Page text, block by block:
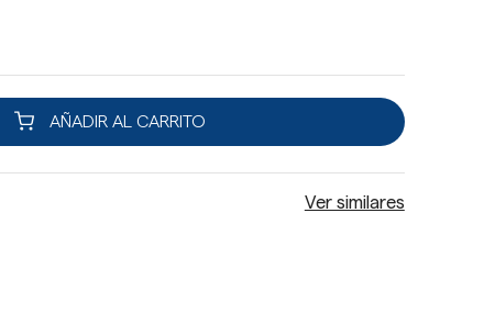
AÑADIR AL CARRITO
Ver similares